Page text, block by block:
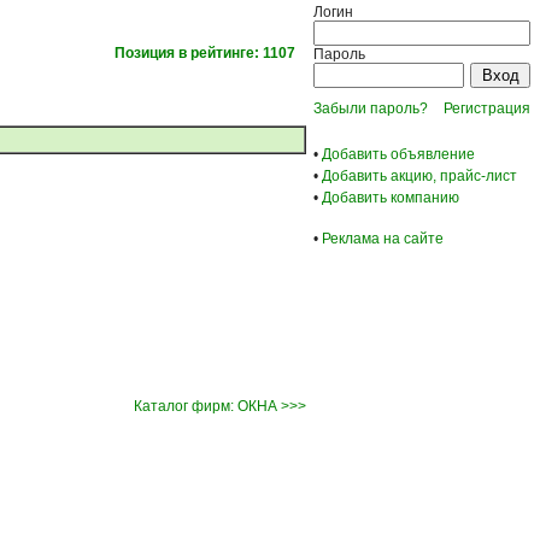
Позиция в рейтинге: 1107
Логин
Пароль
Забыли пароль? Регистрация
• Добавить объявление
• Добавить акцию, прайс-лист
• Добавить компанию
• Реклама на сайте
Каталог фирм: ОКНА >>>